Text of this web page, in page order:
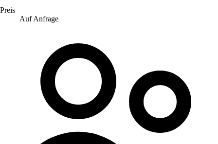
Preis
Auf Anfrage